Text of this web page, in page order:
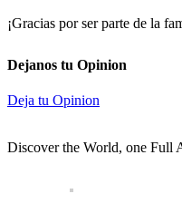
¡Gracias por ser parte de la
Dejanos tu Opinion
Deja tu Opinion
Discover the World, one Full